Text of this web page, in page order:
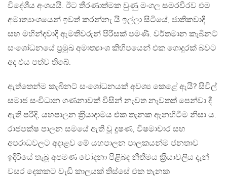
විදේශීය අංශයයි. ඊට තීරණාත්මක වුණු මංගල සමරවීරව එම
අමාත්‍යාංශයෙන් ඉවත් කරන්නැ යි ඉල්ලා සිටියේ, ජාතිකවාදී
සහ මහින්දවාදී ඇමතිවරුන් පිරිසක් පමණි. වර්තමාන කැබිනට්
සංශෝධනයේ ප‍්‍රමුඛ අමාත්‍යාංශ කිහිපයෙන් එක ගොදුරක් බවට
අද එය පත්ව තිබේ.
ඇත්තෙන්ම කැබිනට් සංශෝධනයක් අවශ්‍ය කෙළේ ඇයි? සිවිල්
සමාජ සංවිධාන ගණනාවක් විසින් නැවත නැවතත් පෙන්වා දී
ඇති පරිදි, යහපාලන ක‍්‍රියාදාමය එක තැනක ඇනහිටීම නිසා ය.
රාජපක්ෂ පාලන සමයේ ඇති වූ දූෂණ, විෂමාචාර සහ
අපරාධවලට අදාළව මේ යහපාලන පාලකයන්ම ජනතාව
ඉදිරියේ තැබූ අපමණ චෝදනා පිළිබඳ නීතිමය ක‍්‍රියාවලිය දැන්
වසර දෙකකට වැඩි කාලයක් තිස්සේ එක තැනක